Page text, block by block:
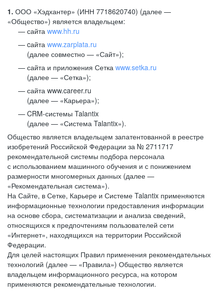
1. ООО «Хэдхантер» (ИНН 7718620740) (далее —
«Общество») является владельцем:
сайта www.hh.ru
cайта www.zarplata.ru
(далее совместно — «Сайт»);
сайта и приложения Сетка www.setka.ru
(далее — «Сетка»);
сайта www.career.ru
(далее — «Карьера»);
CRM-системы Talantix
(далее — «Система Talantix»).
Общество является владельцем запатентованной в реестре
изобретений Российской Федерации за № 2711717
рекомендательной системы подбора персонала
с использованием машинного обучения и с понижением
размерности многомерных данных (далее —
«Рекомендательная система»).
На Сайте, в Сетке, Карьере и Системе Talantix применяются
информационные технологии предоставления информации
на основе сбора, систематизации и анализа сведений,
относящихся к предпочтениям пользователей сети
«Интернет», находящихся на территории Российской
Федерации.
Для целей настоящих Правил применения рекомендательных
технологий (далее — «Правила») Общество является
владельцем информационного ресурса, на котором
применяются рекомендательные технологии.